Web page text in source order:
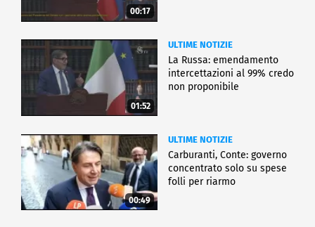
00:17
01:52
ULTIME NOTIZIE
La Russa: emendamento
intercettazioni al 99% credo
non proponibile
00:49
ULTIME NOTIZIE
Carburanti, Conte: governo
concentrato solo su spese
folli per riarmo